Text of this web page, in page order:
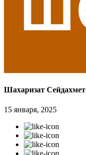
Шахаризат Сейдахмет
15 января, 2025